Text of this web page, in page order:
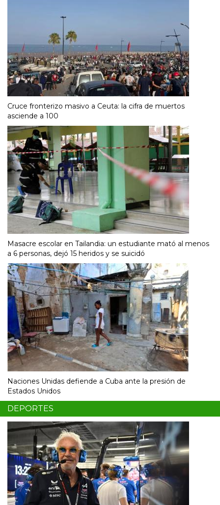
Cruce fronterizo masivo a Ceuta: la cifra de muertos
asciende a 100
Masacre escolar en Tailandia: un estudiante mató al menos
a 6 personas, dejó 15 heridos y se suicidó
Naciones Unidas defiende a Cuba ante la presión de
Estados Unidos
DEPORTES